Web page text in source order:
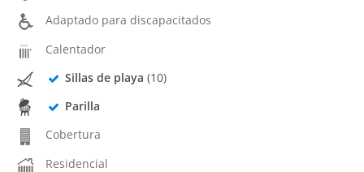
Adaptado para discapacitados
Calentador
Sillas de playa (10)
Parilla
Cobertura
Residencial